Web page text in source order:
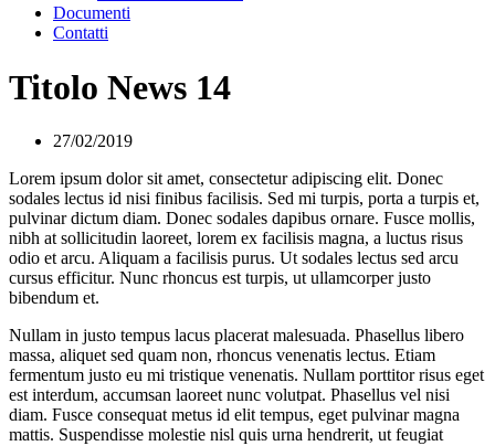
Documenti
Contatti
Titolo News 14
27/02/2019
Lorem ipsum dolor sit amet, consectetur adipiscing elit. Donec
sodales lectus id nisi finibus facilisis. Sed mi turpis, porta a turpis et,
pulvinar dictum diam. Donec sodales dapibus ornare. Fusce mollis,
nibh at sollicitudin laoreet, lorem ex facilisis magna, a luctus risus
odio et arcu. Aliquam a facilisis purus. Ut sodales lectus sed arcu
cursus efficitur. Nunc rhoncus est turpis, ut ullamcorper justo
bibendum et.
Nullam in justo tempus lacus placerat malesuada. Phasellus libero
massa, aliquet sed quam non, rhoncus venenatis lectus. Etiam
fermentum justo eu mi tristique venenatis. Nullam porttitor risus eget
est interdum, accumsan laoreet nunc volutpat. Phasellus vel nisi
diam. Fusce consequat metus id elit tempus, eget pulvinar magna
mattis. Suspendisse molestie nisl quis urna hendrerit, ut feugiat